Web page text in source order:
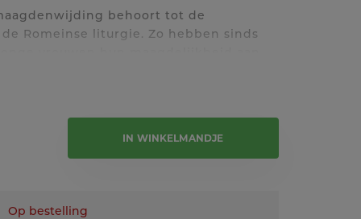
behoort tot de
Romeinse liturgie. Zo hebben sinds
heeft de Kerk de gewoonte gehad
IN WINKELMANDJE
Op bestelling